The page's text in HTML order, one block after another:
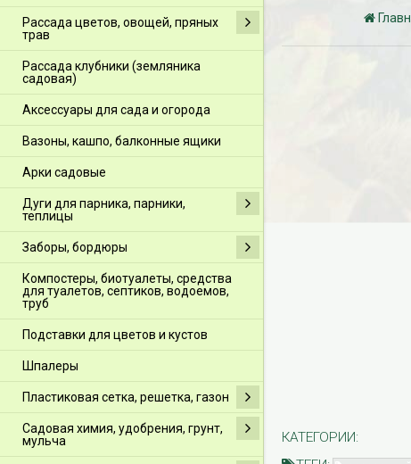
Рассада цветов, овощей, пряных
трав
Рассада клубники (земляника
садовая)
Аксессуары для сада и огорода
Вазоны, кашпо, балконные ящики
Арки садовые
Дуги для парника, парники,
теплицы
Заборы, бордюры
Компостеры, биотуалеты, средства
для туалетов, септиков, водоемов,
труб
Подставки для цветов и кустов
Шпалеры
Пластиковая сетка, решетка, газон
Садовая химия, удобрения, грунт,
мульча
КАТЕГОРИИ: